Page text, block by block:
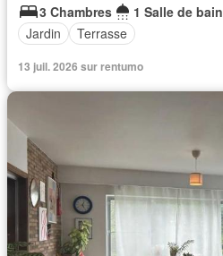
3 Chambres
1 Salle de bain
Jardin
Terrasse
13 juil. 2026 sur rentumo